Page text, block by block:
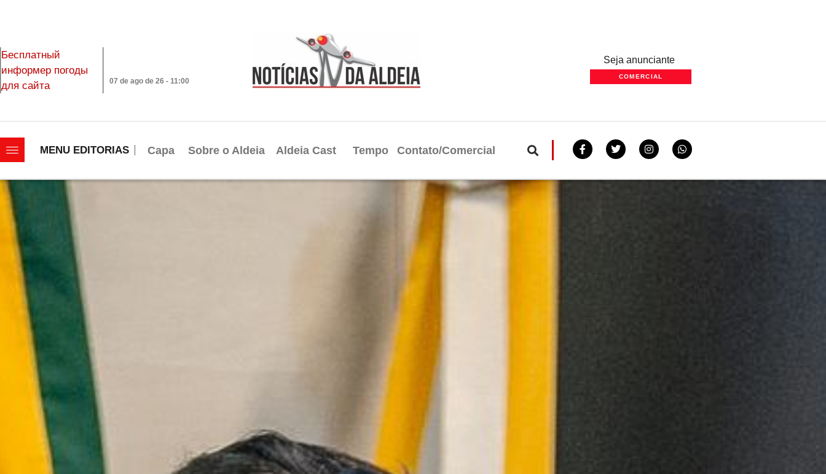
Бесплатный
информер погоды
для сайта
07 de ago de 26 - 11:00
Seja anunciante
COMERCIAL
MENU EDITORIAS Capa Sobre o Aldeia Aldeia Cast Tempo Contato/Comercial